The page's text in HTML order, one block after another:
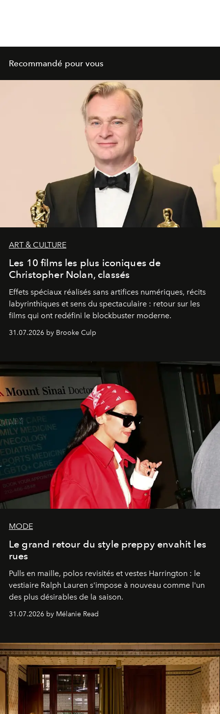
Recommandé pour vous
ART & CULTURE
Les 10 films les plus iconiques de
Christopher Nolan, classés
Effets spéciaux réalisés sans artifices numériques, récits
labyrinthiques et sens du spectaculaire : retour sur les
films qui ont redéfini le blockbuster moderne.
31.07.2026 by Brooke Culp
MODE
Le grand retour du style preppy envahit les
rues
Pulls en maille, polos revisités et vestes Harrington : le
vestiaire Ralph Lauren s'impose à nouveau comme l'un
des plus désirables de la saison.
31.07.2026 by Mélanie Read